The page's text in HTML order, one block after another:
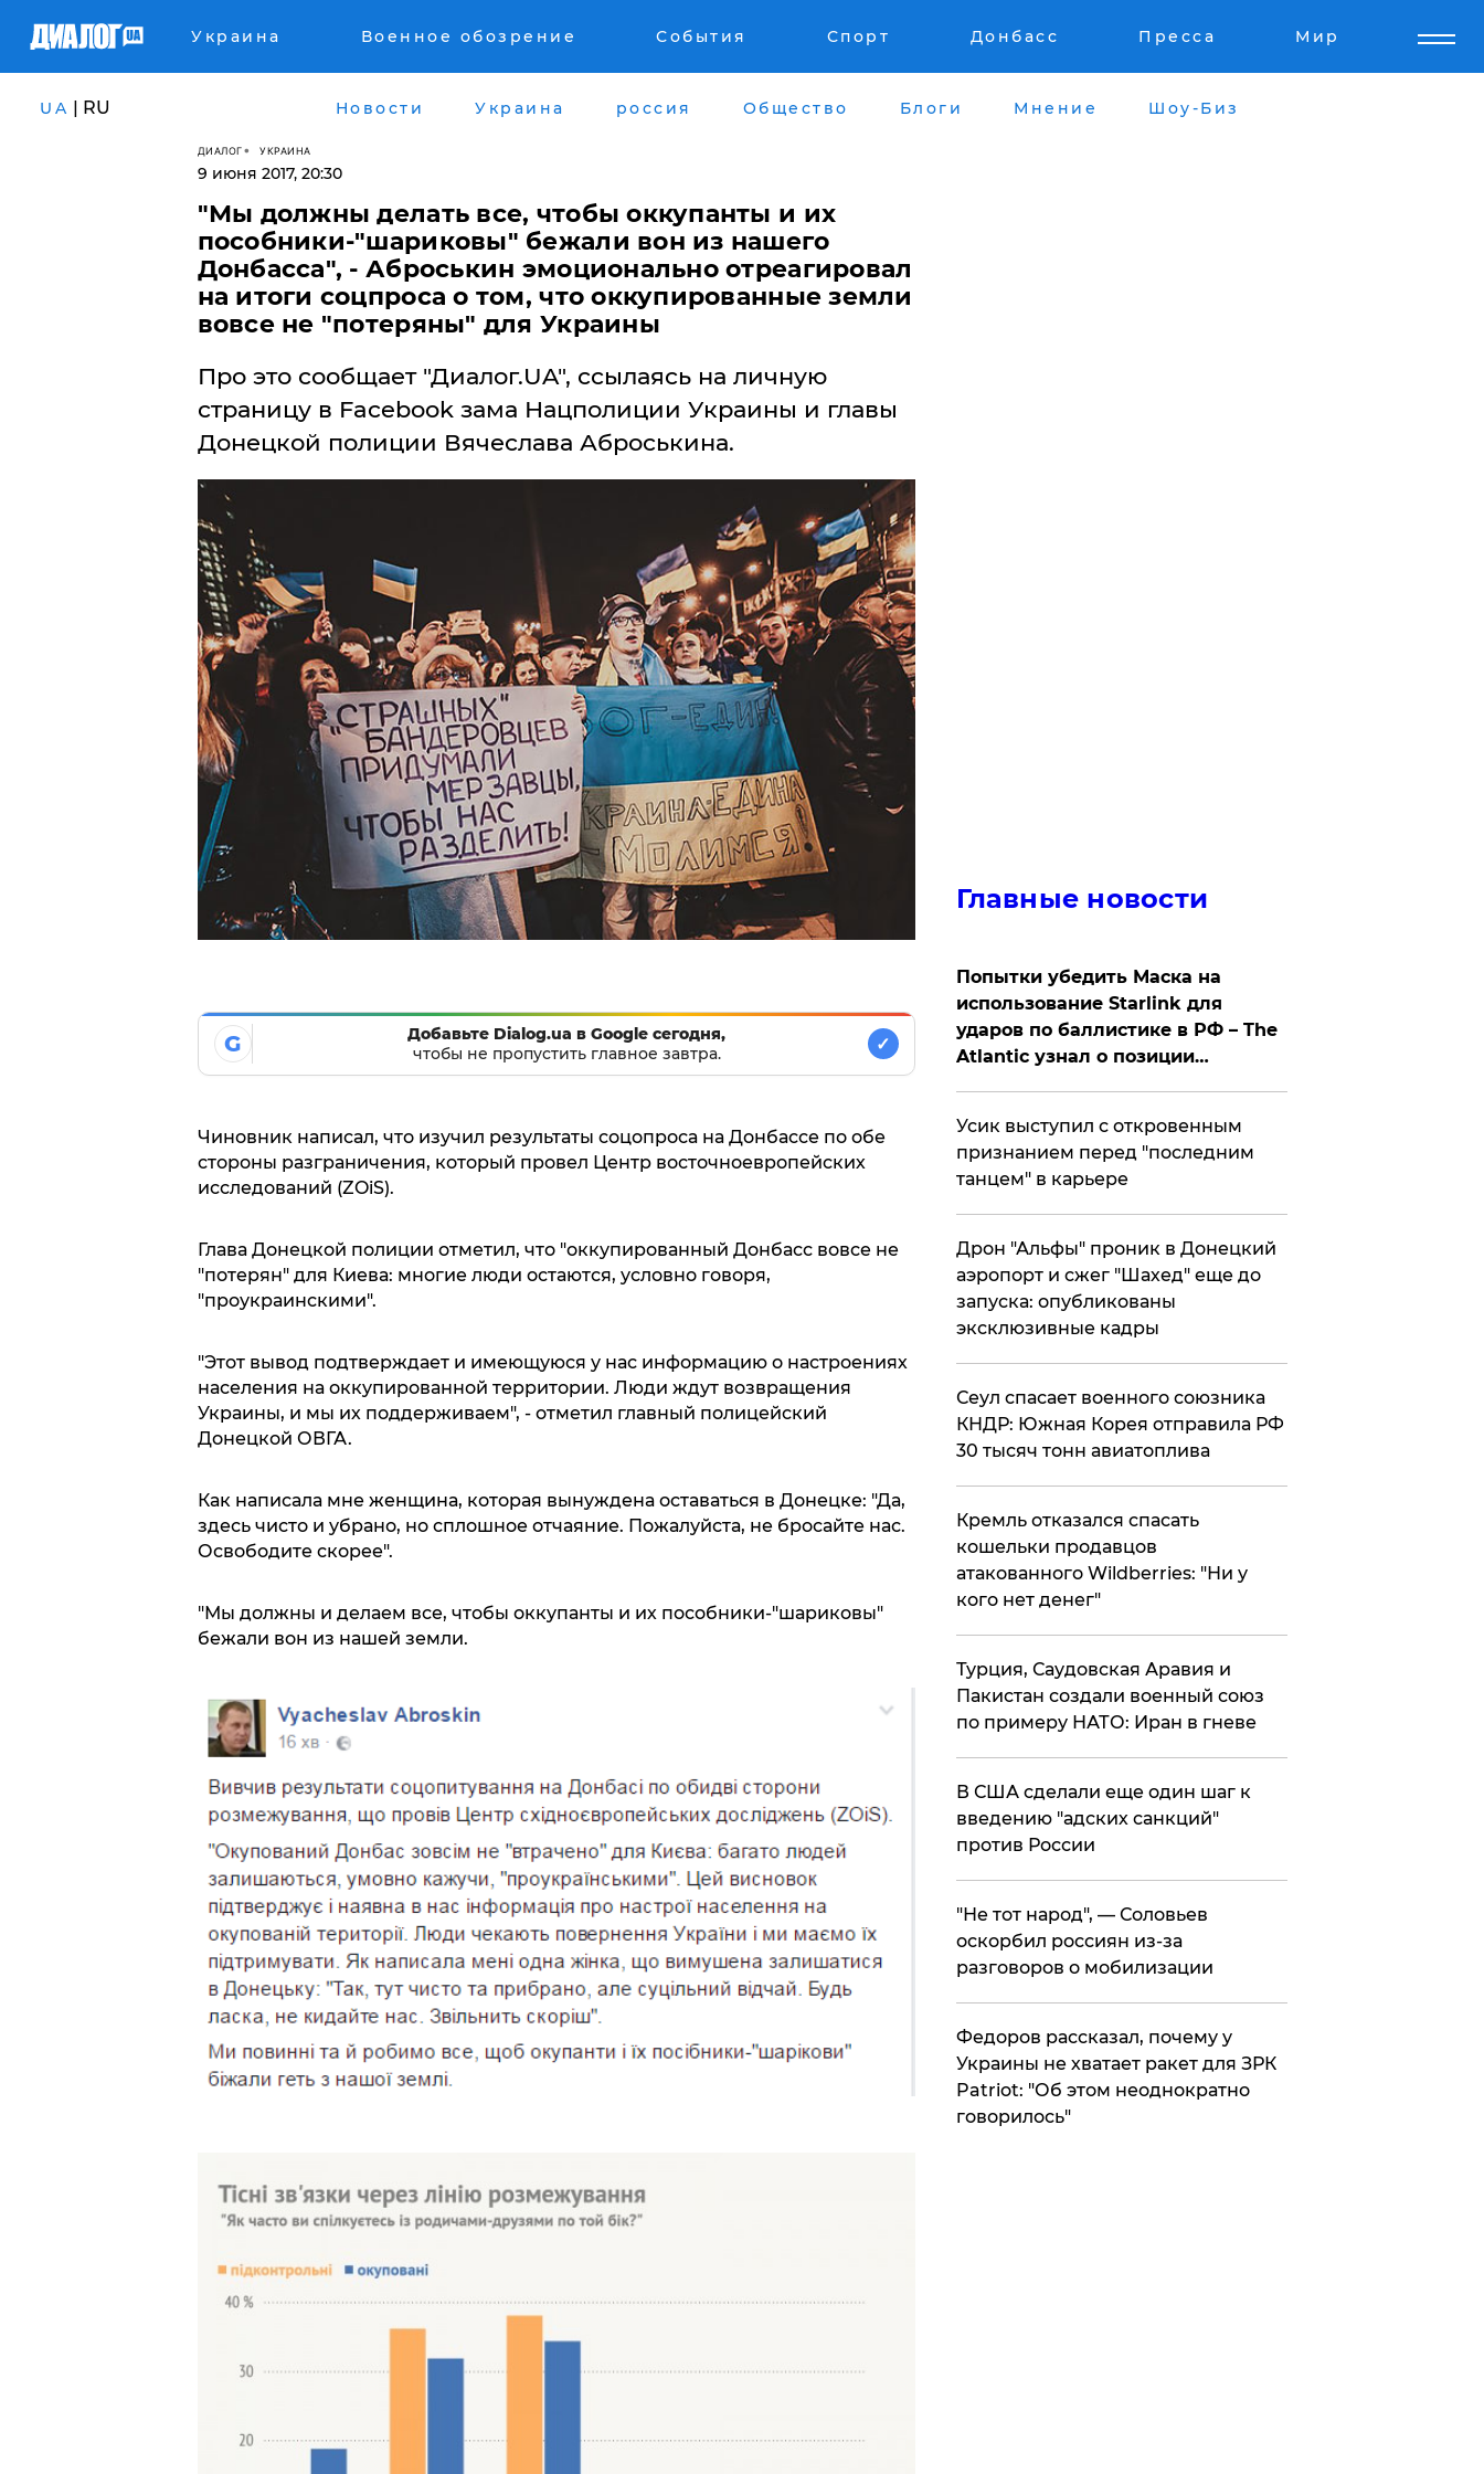
Украина Военное обозрение События Спорт Донбасс Пресса Мир
UA | RU Новости Украина россия Общество Блоги Мнение Шоу-Биз
ДИАЛОГ УКРАИНА
9 июня 2017, 20:30
"Мы должны делать все, чтобы оккупанты и их
пособники-"шариковы" бежали вон из нашего
Донбасса", - Аброськин эмоционально отреагировал
на итоги соцпроса о том, что оккупированные земли
вовсе не "потеряны" для Украины
Про это сообщает "Диалог.UA", ссылаясь на личную
страницу в Facebook зама Нацполиции Украины и главы
Донецкой полиции Вячеслава Аброськина.
G
Добавьте Dialog.ua в Google сегодня,
чтобы не пропустить главное завтра.
✓
Чиновник написал, что изучил результаты соцопроса на Донбассе по обе
стороны разграничения, который провел Центр восточноевропейских
исследований (ZOiS).
Глава Донецкой полиции отметил, что "оккупированный Донбасс вовсе не
"потерян" для Киева: многие люди остаются, условно говоря,
"проукраинскими".
"Этот вывод подтверждает и имеющуюся у нас информацию о настроениях
населения на оккупированной территории. Люди ждут возвращения
Украины, и мы их поддерживаем", - отметил главный полицейский
Донецкой ОВГА.
Как написала мне женщина, которая вынуждена оставаться в Донецке: "Да,
здесь чисто и убрано, но сплошное отчаяние. Пожалуйста, не бросайте нас.
Освободите скорее".
"Мы должны и делаем все, чтобы оккупанты и их пособники-"шариковы"
бежали вон из нашей земли.
Главные новости
Попытки убедить Маска на
использование Starlink для
ударов по баллистике в РФ – The
Atlantic узнал о позиции
Усик выступил с откровенным
признанием перед "последним
танцем" в карьере
Дрон "Альфы" проник в Донецкий
аэропорт и сжег "Шахед" еще до
запуска: опубликованы
эксклюзивные кадры
​Сеул спасает военного союзника
КНДР: Южная Корея отправила РФ
30 тысяч тонн авиатоплива
Кремль отказался спасать
кошельки продавцов
атакованного Wildberries: "Ни у
кого нет денег"
Турция, Саудовская Аравия и
Пакистан создали военный союз
по примеру НАТО: Иран в гневе
В США сделали еще один шаг к
введению "адских санкций"
против России
​"Не тот народ", — Соловьев
оскорбил россиян из-за
разговоров о мобилизации
Федоров рассказал, почему у
Украины не хватает ракет для ЗРК
Patriot: "Об этом неоднократно
говорилось"